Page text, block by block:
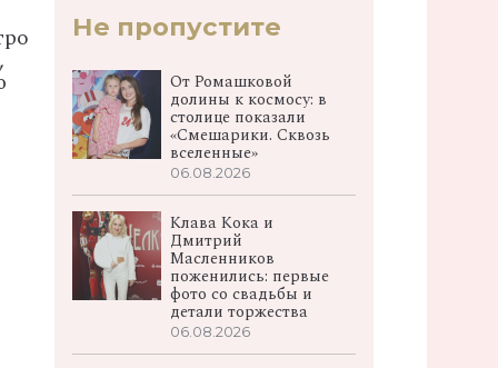
Не пропустите
От Ромашковой
долины к космосу: в
столице показали
«Смешарики. Сквозь
вселенные»
06.08.2026
Клава Кока и
Дмитрий
Масленников
поженились: первые
фото со свадьбы и
детали торжества
06.08.2026